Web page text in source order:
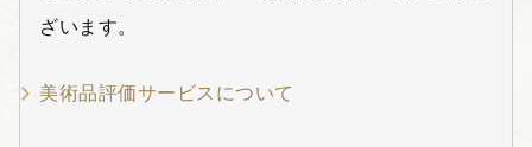
ざいます。
美術品評価サービスについて